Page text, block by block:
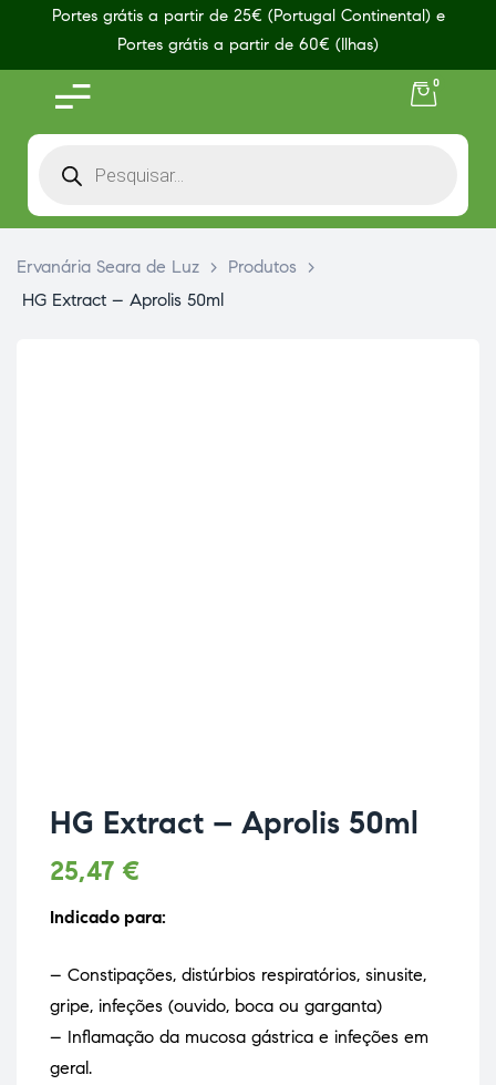
Portes grátis a partir de 25€ (Portugal Continental) e
Portes grátis a partir de 60€ (Ilhas)
0
Ervanária Seara de Luz > Produtos
>
HG Extract – Aprolis 50ml
HG Extract – Aprolis 50ml
25,47 €
Indicado para:
– Constipações, distúrbios respiratórios, sinusite,
gripe, infeções (ouvido, boca ou garganta)
– Inflamação da mucosa gástrica e infeções em
geral.